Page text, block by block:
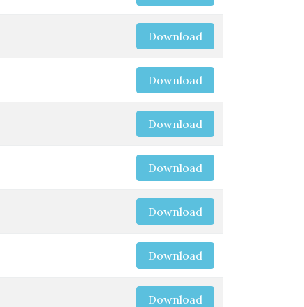
Download
Download
Download
Download
Download
Download
Download